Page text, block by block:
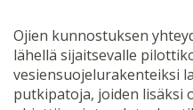
Ojien kunnostuksen
lähellä sijaitsevalle
vesiensuojelurakenteiksi
putkipatoja, joiden lisäksi